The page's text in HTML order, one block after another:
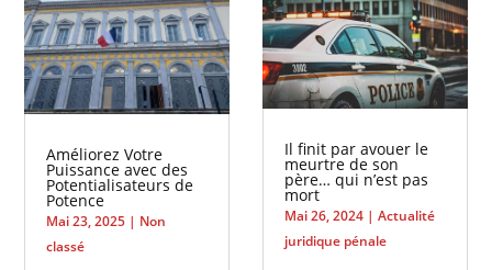
Améliorez Votre
Puissance avec des
Potentialisateurs de
Potence
Mai 23, 2025 | Non
classé
Il finit par avouer le
meurtre de son
père… qui n’est pas
mort
Mai 26, 2024 | Actualité
juridique pénale